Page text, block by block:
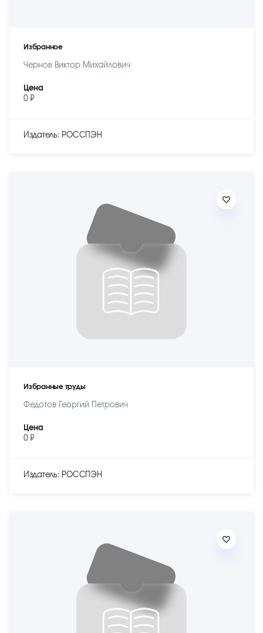
Избранное
Чернов Виктор Михайлович
Цена
0 ₽
Издатель: РОССПЭН
Избранные труды
Федотов Георгий Петрович
Цена
0 ₽
Издатель: РОССПЭН